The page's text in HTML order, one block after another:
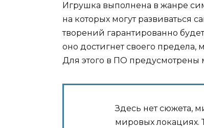
Игрушка выполнена в жанре
на которых могут развиваться
творений гарантированно
оно достигнет своего
Для этого в ПО
Здесь нет сюжета,
мировых локациях.